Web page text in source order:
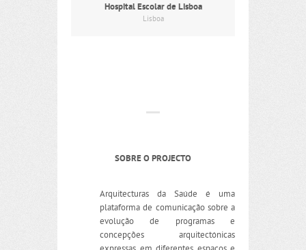
Hospital Escolar de Lisboa
Lisboa
SOBRE O PROJECTO
Arquitecturas da Saúde é uma
plataforma de comunicação sobre a
evolução de programas e
concepções arquitectónicas